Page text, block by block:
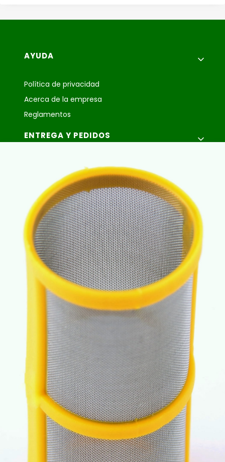
Menú de pie de página
AYUDA
Política de privacidad
Acerca de la empresa
Reglamentos
ENTREGA Y PEDIDOS
MI CUENTA
Sus pedidos
Configuraciones de la cuenta
GARANTÍA Y SERVICIO
Garantía y servicio
Reclamaciones y devoluciones
Cooperación
Agroplast Marcin
ul. Lubelska 24
22-107 Sawin
sklep@agroplast.pl
+48 82 567 39 51